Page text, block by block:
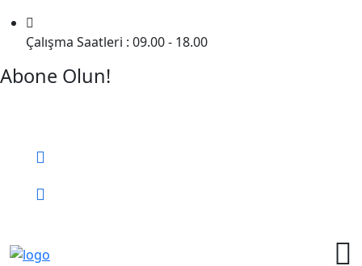
Çalışma Saatleri : 09.00 - 18.00
Abone Olun!